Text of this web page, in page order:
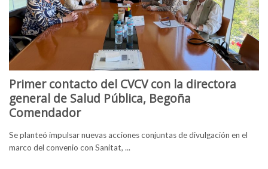
Primer contacto del CVCV con la directora
general de Salud Pública, Begoña
Comendador
Se planteó impulsar nuevas acciones conjuntas de divulgación en el
marco del convenio con Sanitat, ...